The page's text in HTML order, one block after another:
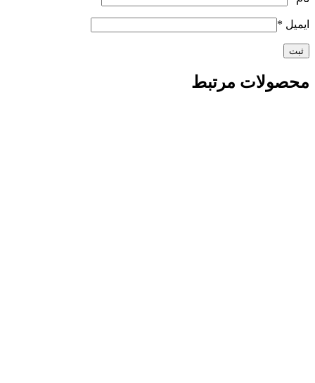
ایمیل *
محصولات مرتبط